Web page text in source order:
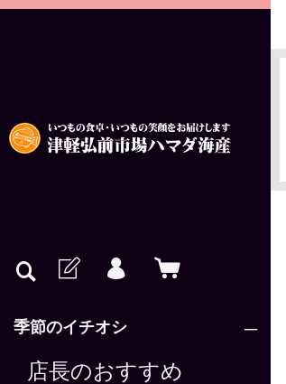
季節のイチオシ
店長のおすすめ